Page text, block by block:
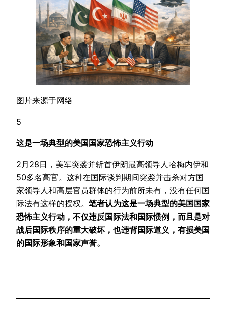
图片来源于网络
5
这是一场典型的美国国家恐怖主义行动
2月28日，美军突袭并斩首伊朗最高领导人哈梅内伊和
50多名高官。这种在国际谈判期间突袭并击杀对方国
家领导人和高层官员群体的行为前所未有，没有任何国
际法有这样的授权。 笔者认为这是一场典型的美国国家
恐怖主义行动，不仅违反国际法和国际惯例，而且是对
战后国际秩序的重大破坏，也违背国际道义，有损美国
的国际形象和国家声誉。